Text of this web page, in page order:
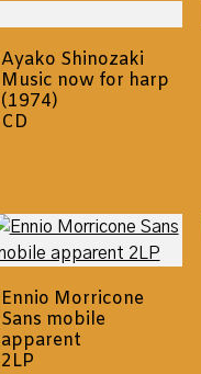
Ayako Shinozaki
Music now for harp
(1974)
CD
Ennio Morricone
Sans mobile
apparent
2LP